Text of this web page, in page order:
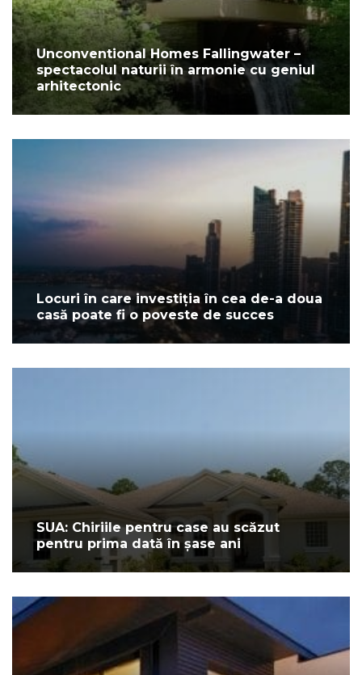
Unconventional Homes Fallingwater –
spectacolul naturii în armonie cu geniul
arhitectonic
Locuri în care investiția în cea de-a doua
casă poate fi o poveste de succes
SUA: Chiriile pentru case au scăzut
pentru prima dată în șase ani